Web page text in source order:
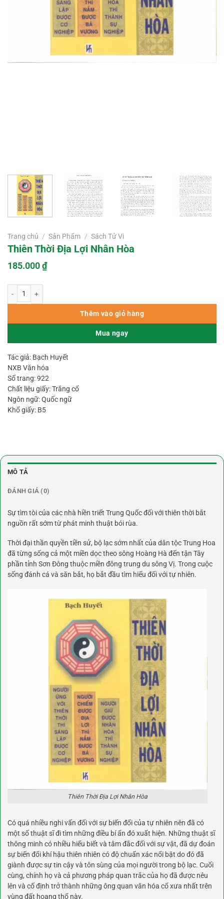
Trang chủ / Sản Phẩm / Sách Tử Vi
Thiên Thời Địa Lợi Nhân Hòa
185.000₫
Thêm vào giỏ hàng
Mua ngay
Tác giả: Bạch Huyết
NXB Văn hóa
Số trang: 922
Chất liệu giấy: Trắng cổ
Ngôn ngữ: Quốc ngữ
Khổ giấy: B5
MÔ TẢ
ĐÁNH GIÁ (0)
Sự tìm tòi của các nhà hiền triết Trung Quốc đối với thiên thời bắt
nguồn rất sớm từ phát minh thuật bói rùa.
Thời đại thần quyền tiền sử, bộ lạc sớm nhất của dân tộc Trung Hoa
đã từng sống cả một miền dọc theo sông Hoàng Hà đến tận Tây
phần tỉnh Sơn Đông thuộc miền đông trung du sông Vị. Trong cuộc
sống đánh cá và săn bắt, họ bắt đầu tìm hiểu đối với tự nhiên.
Thiên Thời Địa Lợi Nhân Hòa
Có quá nhiều nghi vấn đối với sự biến đổi của tự nhiên nên đã có
một số thuật sĩ đi tìm những điều bí ẩn đó xuất hiện. Những thuật sĩ
thông minh có nhiều hiểu biết và tâm đắc đối với sự vật, đã dự đoán
sự biến đổi khí hậu thiên nhiên có độ chuẩn xác nổi bật do đó đã
giành được sự tin cậy và tôn sùng của mọi người trong bộ lạc. Cuối
cùng, chính họ và cả phương pháp quan trắc của họ đã được nêu
lên và cố định trở thành những ông quan văn hóa cổ xưa nhất trên
vùng đất hoang thổ này.